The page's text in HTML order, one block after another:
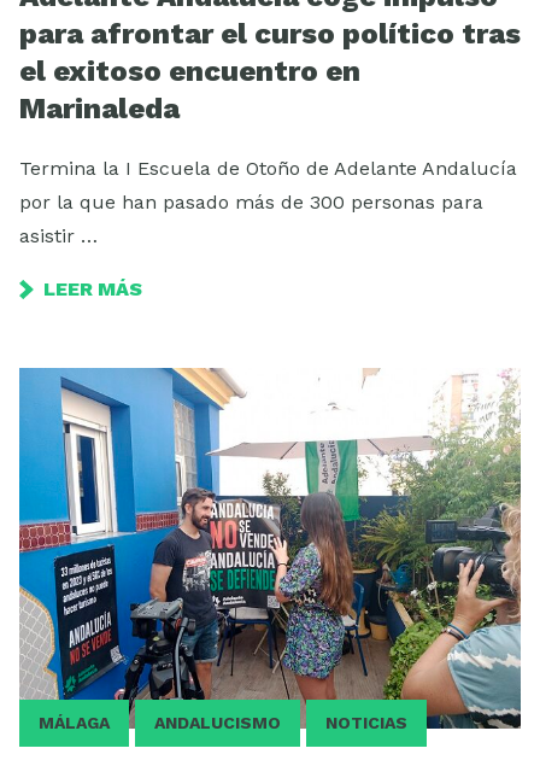
para afrontar el curso político tras
el exitoso encuentro en
Marinaleda
Termina la I Escuela de Otoño de Adelante Andalucía
por la que han pasado más de 300 personas para
asistir …
LEER MÁS
MÁLAGA ANDALUCISMO NOTICIAS